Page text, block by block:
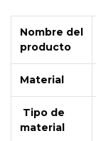
Nombre del
producto
Material
Tipo de
material